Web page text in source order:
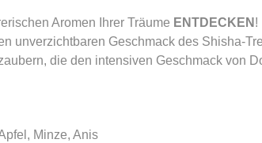
Aromen Ihrer Träume ENTDECKEN !
unverzichtbaren Geschmack des Shisha-
die den intensiven Geschmack von
Minze, Anis